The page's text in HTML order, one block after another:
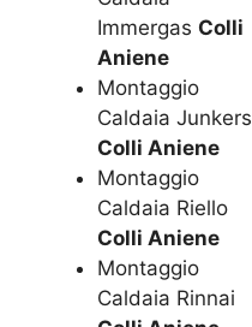
Immergas Colli
Aniene
Montaggio
Caldaia Junkers
Colli Aniene
Montaggio
Caldaia Riello
Colli Aniene
Montaggio
Caldaia Rinnai